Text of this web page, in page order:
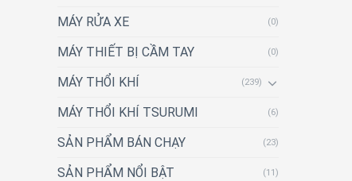
MÁY RỬA XE (0)
MÁY THIẾT BỊ CẦM TAY (0)
MÁY THỔI KHÍ (239)
MÁY THỔI KHÍ TSURUMI (6)
SẢN PHẨM BÁN CHẠY (23)
SẢN PHẨM NỔI BẬT (11)